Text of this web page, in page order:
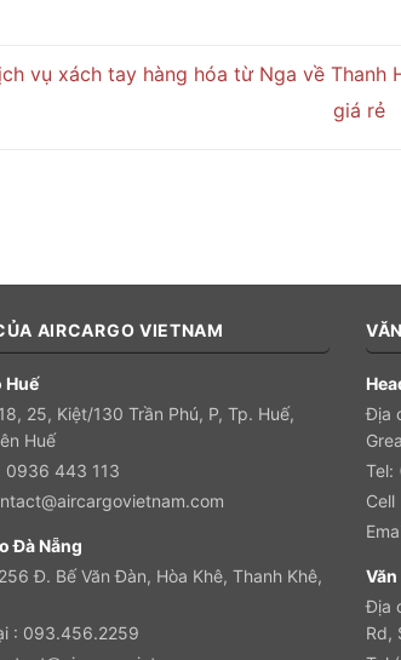
vụ xách tay hàng hóa từ Nga về Thanh
giá rẻ
AIRCARGO VIETNAM
Huế
18, 25, Kiệt/130 Trần Phú, P, Tp. Huế,
Huế
0936 443 113
Đà Nẵng
256 Đ. Bế Văn Đàn, Hòa Khê, Thanh Khê,
: 093.456.2259
Địa
Tel:
Địa
Rd,